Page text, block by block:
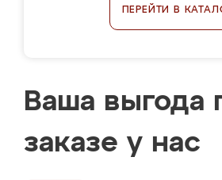
ПЕРЕЙТИ В
Ваша выгода
заказе у нас